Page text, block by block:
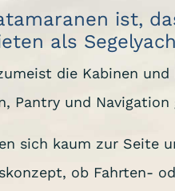
ist,
als
die Kabinen
Pantry und
sich kaum zur Seite
ob Fahrten-